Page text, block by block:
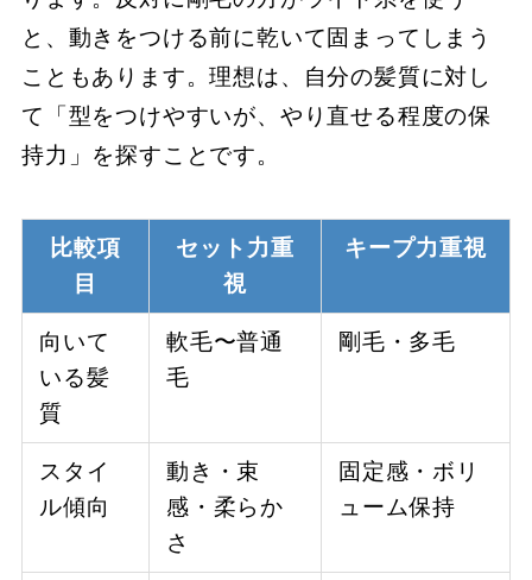
と、動きをつける前に乾いて固まってしまう
こともあります。理想は、自分の髪質に対し
て「型をつけやすいが、やり直せる程度の保
持力」を探すことです。
比較項
目
セット力重
視
キープ力重視
向いて
いる髪
質
軟毛〜普通
毛
剛毛・多毛
スタイ
ル傾向
動き・束
感・柔らか
さ
固定感・ボリ
ューム保持